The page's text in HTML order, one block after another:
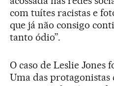
com tuítes racistas e
que já não consigo
tanto ódio”.
O caso de Leslie
Uma das